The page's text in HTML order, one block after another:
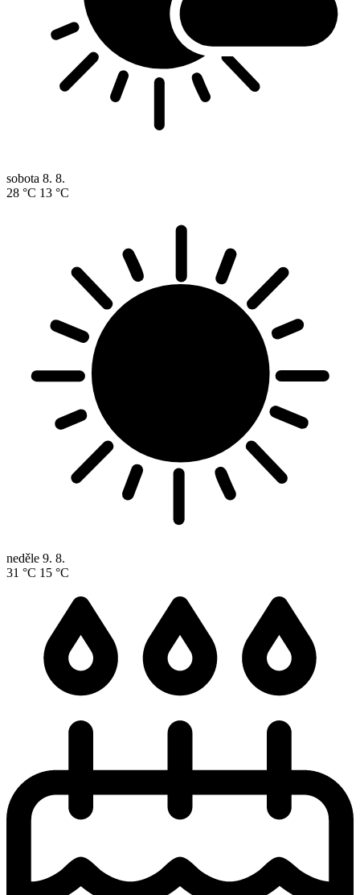
sobota 8. 8.
28 °C 13 °C
neděle 9. 8.
31 °C 15 °C